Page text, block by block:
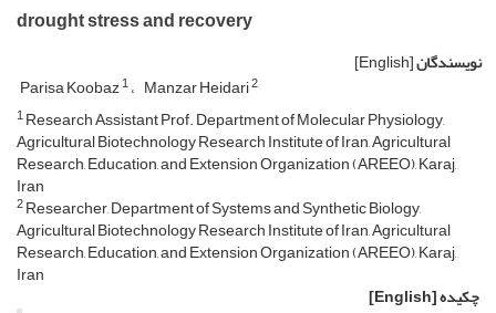
drought stress and recovery
نویسندگان[English]
Parisa Koobaz1 Manzar Heidari2
1Research Assistant Prof. Department of Molecular Physiology,
Agricultural Biotechnology Research Institute of Iran, Agricultural
Research, Education, and Extension Organization (AREEO), Karaj,
Iran
2Researcher, Department of Systems and Synthetic Biology,
Agricultural Biotechnology Research Institute of Iran, Agricultural
Research, Education, and Extension Organization (AREEO), Karaj,
Iran
چکیده[English]